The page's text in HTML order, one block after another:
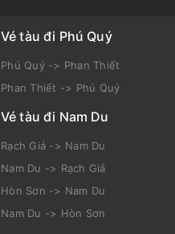
Vé tàu đi Phú Quý
Phú Quý -> Phan Thiết
Phan Thiết -> Phú Quý
Vé tàu đi Nam Du
Rạch Giá -> Nam Du
Nam Du -> Rạch Giá
Hòn Sơn -> Nam Du
Nam Du -> Hòn Sơn